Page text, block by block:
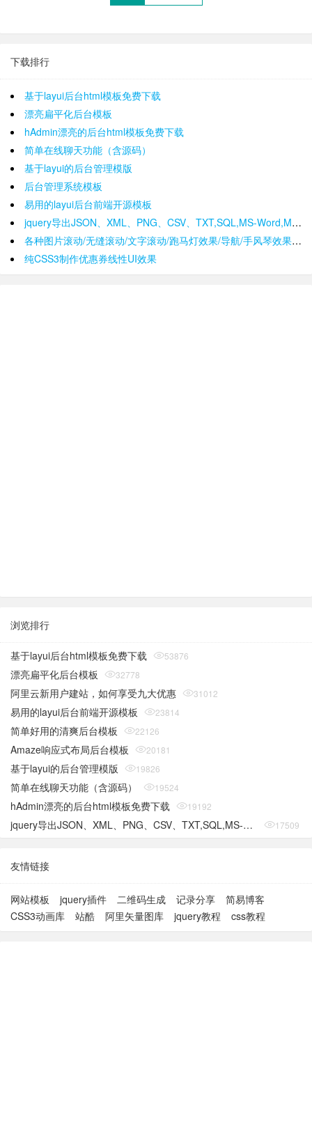
下载排行
基于layui后台html模板免费下载
漂亮扁平化后台模板
hAdmin漂亮的后台html模板免费下载
简单在线聊天功能（含源码）
基于layui的后台管理模版
后台管理系统模板
易用的layui后台前端开源模板
jquery导出JSON、XML、PNG、CSV、TXT,SQL,MS-Word,Ms-Excel Ms-Powerpoint、PDF插件
各种图片滚动/无缝滚动/文字滚动/跑马灯效果/导航/手风琴效果/轮播
纯CSS3制作优惠券线性UI效果
浏览排行
基于layui后台html模板免费下载 53876
漂亮扁平化后台模板 32778
阿里云新用户建站，如何享受九大优惠 31012
易用的layui后台前端开源模板 23814
简单好用的清爽后台模板 22126
Amaze响应式布局后台模板 20181
基于layui的后台管理模版 19826
简单在线聊天功能（含源码） 19524
hAdmin漂亮的后台html模板免费下载 19192
jquery导出JSON、XML、PNG、CSV、TXT,SQL,MS-Word,Ms-Excel Ms-Powerpoint、PDF插件 17509
友情链接
网站模板 jquery插件 二维码生成 记录分享
简易博客
CSS3动画库
站酷 阿里矢量图库 jquery教程 css教程